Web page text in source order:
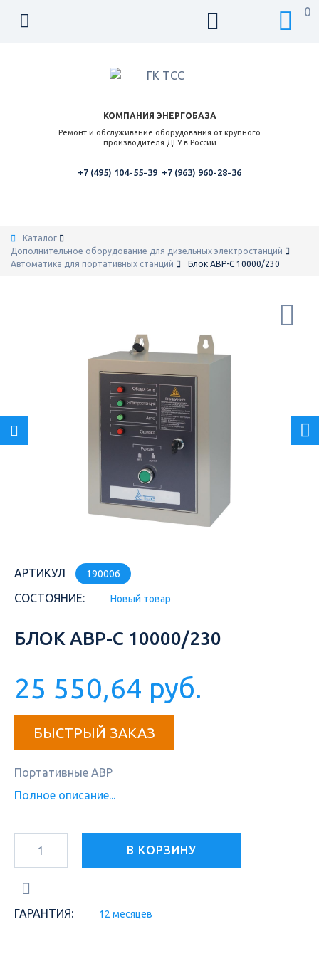
КОМПАНИЯ ЭНЕРГОБАЗА
Ремонт и обслуживание оборудования от крупного
производителя ДГУ в России
0
+7 (495) 104-55-39 +7 (963) 960-28-36
Каталог
Дополнительное оборудование для дизельных электростанций
Автоматика для портативных станций
Блок АВР-С 10000/230
АРТИКУЛ 190006
СОСТОЯНИЕ: Новый товар
БЛОК АВР-С 10000/230
25 550,64 руб.
БЫСТРЫЙ ЗАКАЗ
Портативные АВР
Полное описание...
В КОРЗИНУ
ГАРАНТИЯ: 12 месяцев